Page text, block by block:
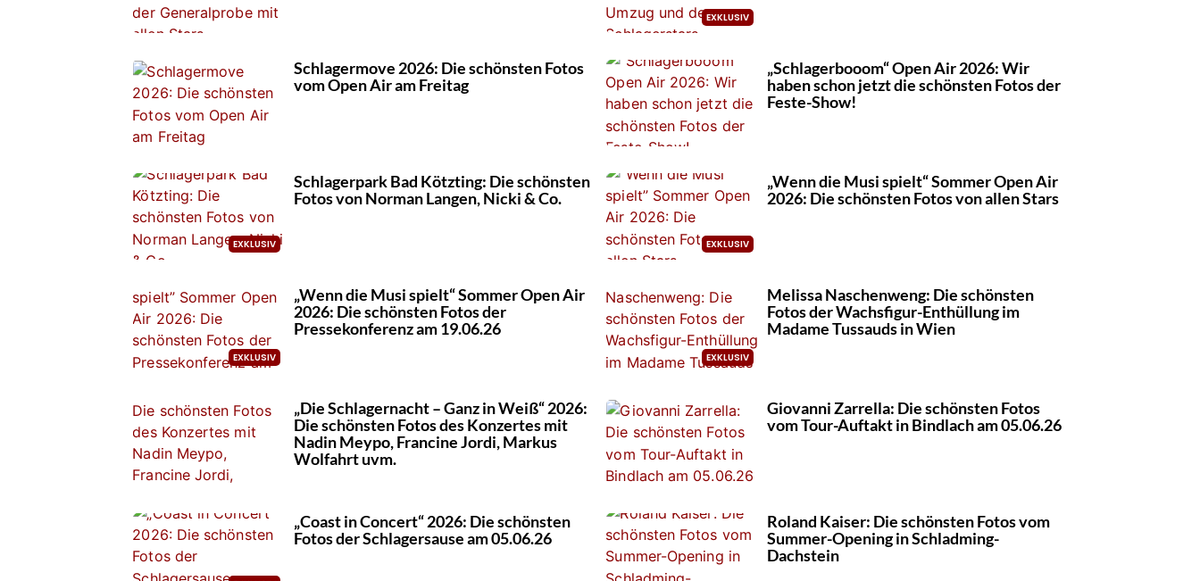
Schlagermove 2026: Die schönsten Fotos
vom Open Air am Freitag
„Schlagerbooom“ Open Air 2026: Wir
haben schon jetzt die schönsten Fotos der
Feste-Show!
Schlagerpark Bad Kötzting: Die schönsten
Fotos von Norman Langen, Nicki & Co.
„Wenn die Musi spielt“ Sommer Open Air
2026: Die schönsten Fotos von allen Stars
„Wenn die Musi spielt“ Sommer Open Air
2026: Die schönsten Fotos der
Pressekonferenz am 19.06.26
Melissa Naschenweng: Die schönsten
Fotos der Wachsfigur-Enthüllung im
Madame Tussauds in Wien
„Die Schlagernacht – Ganz in Weiß“ 2026:
Die schönsten Fotos des Konzertes mit
Nadin Meypo, Francine Jordi, Markus
Wolfahrt uvm.
Giovanni Zarrella: Die schönsten Fotos
vom Tour-Auftakt in Bindlach am 05.06.26
„Coast in Concert“ 2026: Die schönsten
Fotos der Schlagersause am 05.06.26
Roland Kaiser: Die schönsten Fotos vom
Summer-Opening in Schladming-
Dachstein